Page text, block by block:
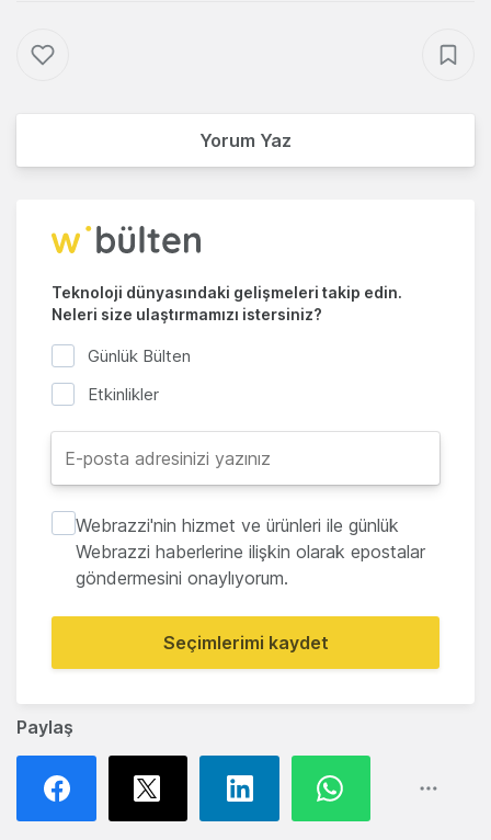
Paylaş
Yorum Yaz
Teknoloji dünyasındaki gelişmeleri takip edin.
Neleri size ulaştırmamızı istersiniz?
Günlük Bülten
Etkinlikler
Webrazzi'nin hizmet ve ürünleri ile günlük
Webrazzi haberlerine ilişkin olarak epostalar
göndermesini onaylıyorum.
Seçimlerimi kaydet